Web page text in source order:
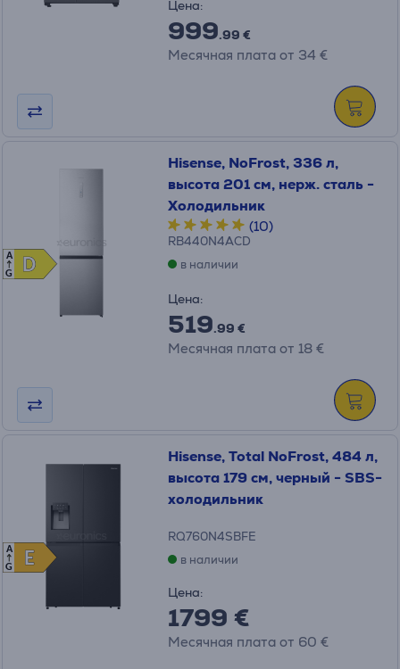
Цена:
999.99 €
Месячная плата от 34 €
D
D
A
G
Hisense, NoFrost, 336 л,
высота 201 см, нерж. сталь -
Холодильник
(10)
RB440N4ACD
в наличии
Цена:
519.99 €
Месячная плата от 18 €
E
E
A
G
Hisense, Total NoFrost, 484 л,
высота 179 см, черный - SBS-
холодильник
RQ760N4SBFE
в наличии
Цена:
1799 €
Месячная плата от 60 €